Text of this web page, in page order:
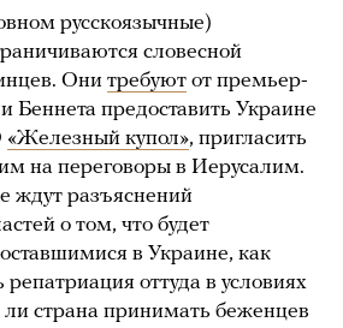
русскоязычные)
словесной
Они требуют от премьер-
Беннета предоставить Украине
«Железный купол», пригласить
на переговоры в Иерусалим.
ждут разъяснений
о том, что будет
в Украине, как
репатриация оттуда в условиях
ли страна принимать беженцев